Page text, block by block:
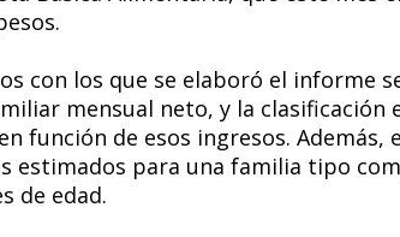
con los que se elaboró el informe
mensual neto, y la clasificación
función de esos ingresos.
estimados para una familia tipo
de edad.